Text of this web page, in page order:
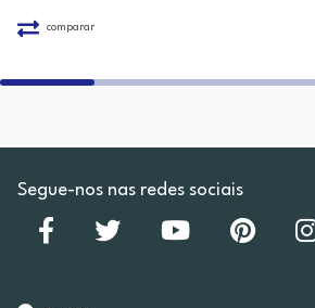
comparar
Segue-nos nas redes sociais